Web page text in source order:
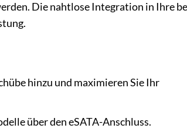
Die nahtlose Integration in Ihre
hinzu und maximieren Sie Ihr
über den eSATA-Anschluss.